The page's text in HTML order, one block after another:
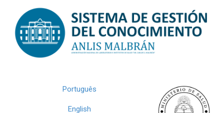
navigation
Português
English